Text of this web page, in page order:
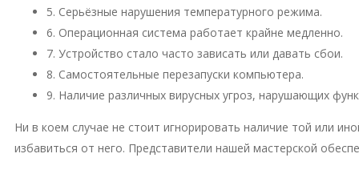
5. Серьёзные нарушения температурного режима.
6. Операционная система работает крайне медленно.
7. Устройство стало часто зависать или давать сбои.
8. Самостоятельные перезапуски компьютера.
9. Наличие различных вирусных угроз, нарушающих
Ни в коем случае не стоит игнорировать наличие той или
избавиться от него. Представители нашей мастерской